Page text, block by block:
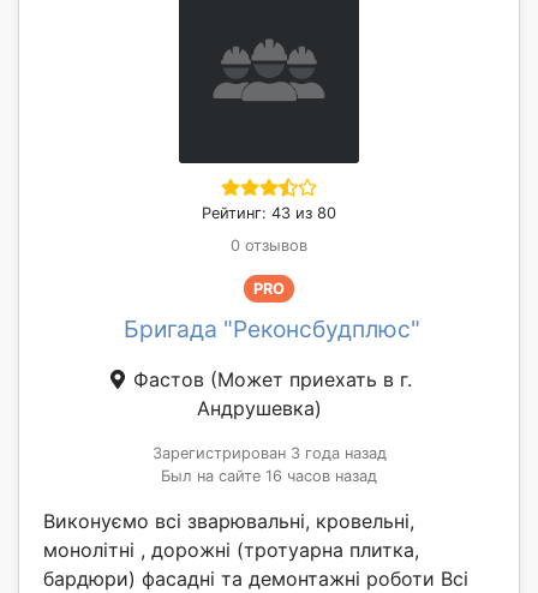
Рейтинг: 43 из 80
0 отзывов
PRO
Бригада "Реконсбудплюс"
Фастов (Может приехать в г.
Андрушевка)
Зарегистрирован 3 года назад
Был на сайте 16 часов назад
Виконуємо всі зварювальні, кровельні,
монолітні , дорожні (тротуарна плитка,
бардюри) фасадні та демонтажні роботи Всі